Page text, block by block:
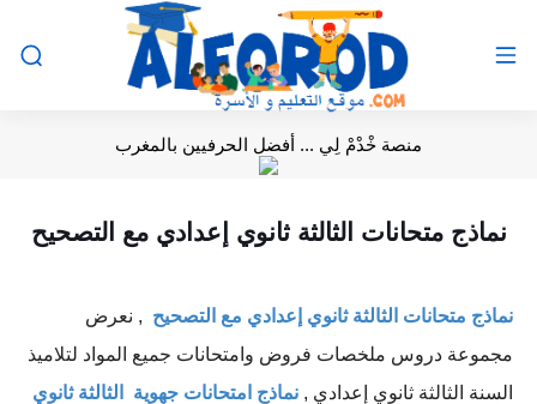
منصة خْدْمْ لِي ... أفضل الحرفيين بالمغرب
نماذج متحانات الثالثة ثانوي إعدادي مع التصحيح
نماذج متحانات الثالثة ثانوي إعدادي مع التصحيح , نعرض
مجموعة دروس ملخصات فروض وامتحانات جميع المواد لتلاميذ
السنة الثالثة ثانوي إعدادي , نماذج امتحانات جهوية الثالثة ثانوي